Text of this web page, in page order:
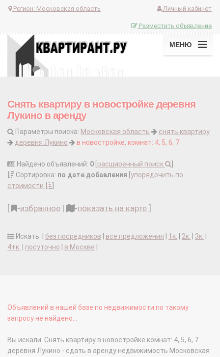
Регион: Московская область Личный кабинет
Разместить объявление
МЕНЮ
Снять квартиру в новостройке деревня
Лукино в аренду
Параметры поиска: Московская область
снять квартиру
деревня Лукино
в новостройке, комнат: 4, 5, 6, 7
Найдено объявлений: 0 расширенный поиск
Сортировка: по дате добавления упорядочить по
стоимости
-избранное | -показать на карте
Искать: | без посредников все предложения 1к. 2к. 3к.
4+к.
посуточно в Москве
Объявлений в нашей базе по недвижимости по такому
запросу не найдено...
Вы искали: Снять квартиру в новостройке комнат: 4, 5, 6, 7
деревня Лукино - сдать в аренду недвижимость Московская